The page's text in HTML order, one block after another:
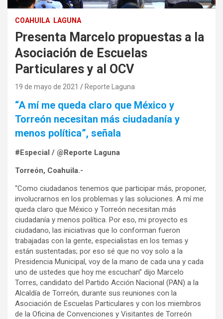
COAHUILA LAGUNA
Presenta Marcelo propuestas a la
Asociación de Escuelas
Particulares y al OCV
19 de mayo de 2021 Reporte Laguna
“A mí me queda claro que México y
Torreón necesitan más ciudadanía y
menos política”, señala
#Especial / @Reporte Laguna
Torreón, Coahuila.-
“Como ciudadanos tenemos que participar más, proponer,
involucrarnos en los problemas y las soluciones. A mí me
queda claro que México y Torreón necesitan más
ciudadanía y menos política. Por eso, mi proyecto es
ciudadano, las iniciativas que lo conforman fueron
trabajadas con la gente, especialistas en los temas y
están sustentadas; por eso sé que no voy solo a la
Presidencia Municipal, voy de la mano de cada una y cada
uno de ustedes que hoy me escuchan” dijo Marcelo
Torres, candidato del Partido Acción Nacional (PAN) a la
Alcaldía de Torreón, durante sus reuniones con la
Asociación de Escuelas Particulares y con los miembros
de la Oficina de Convenciones y Visitantes de Torreón